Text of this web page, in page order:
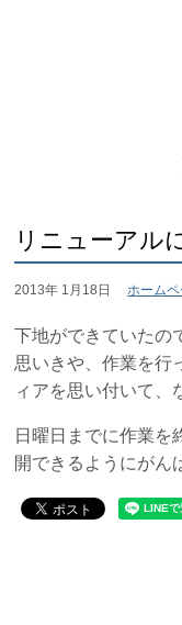
リニューアル
2013年 1月18日ホーム
下地ができていたの
思いきや、作業を行
ィアを思い付いて、
日曜日までに作業を
開できるようにがん